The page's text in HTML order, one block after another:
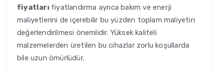
fiyatları fiyatlandırma ayrıca bakım ve enerji
maliyetlerini de içerebilir bu yüzden toplam maliyetin
değerlendirilmesi önemlidir. Yüksek kaliteli
malzemelerden üretilen bu cihazlar zorlu koşullarda
bile uzun ömürlüdür.